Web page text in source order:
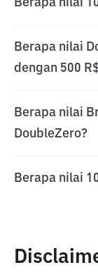
Berapa nilai
Berapa nilai
dengan 500
Berapa nilai
DoubleZero?
Berapa nilai